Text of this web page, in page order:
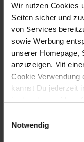
Wir nutzen Cookies
Seiten sicher und
von Services
sowie Werbung
unserer Homepage,
anzuzeigen. Mit
Cookie Verwendung
kannst Du jederzeit
Notwendig
außerdem entlang
Biodiversität,
ökologischen
5.600 Auszubildenden
wichtigsten
Einzelhandels und
engagierten Talenten
Pressekontakt:
Netto Marken-
Tel.: 09471-320-999